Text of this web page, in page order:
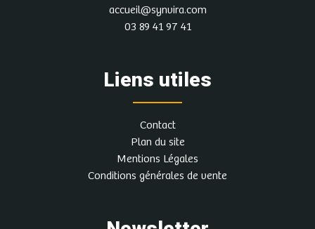
accueil@synvira.com
03 89 41 97 41
Liens utiles
Contact
Plan du site
Mentions Légales
Conditions générales de vente